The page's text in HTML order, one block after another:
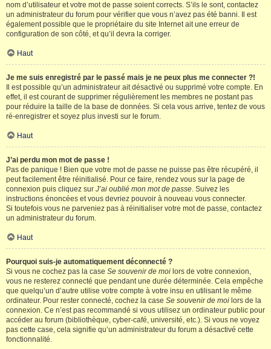
nom d’utilisateur et votre mot de passe soient corrects. S’ils le sont, contactez
un administrateur du forum pour vérifier que vous n’avez pas été banni. Il est
également possible que le propriétaire du site Internet ait une erreur de
configuration de son côté, et qu’il devra la corriger.
Haut
Je me suis enregistré par le passé mais je ne peux plus me connecter ?!
Il est possible qu’un administrateur ait désactivé ou supprimé votre compte. En
effet, il est courant de supprimer régulièrement les membres ne postant pas
pour réduire la taille de la base de données. Si cela vous arrive, tentez de vous
ré-enregistrer et soyez plus investi sur le forum.
Haut
J’ai perdu mon mot de passe !
Pas de panique ! Bien que votre mot de passe ne puisse pas être récupéré, il
peut facilement être réinitialisé. Pour ce faire, rendez vous sur la page de
connexion puis cliquez sur J’ai oublié mon mot de passe. Suivez les
instructions énoncées et vous devriez pouvoir à nouveau vous connecter.
Si toutefois vous ne parveniez pas à réinitialiser votre mot de passe, contactez
un administrateur du forum.
Haut
Pourquoi suis-je automatiquement déconnecté ?
Si vous ne cochez pas la case Se souvenir de moi lors de votre connexion,
vous ne resterez connecté que pendant une durée déterminée. Cela empêche
que quelqu’un d’autre utilise votre compte à votre insu en utilisant le même
ordinateur. Pour rester connecté, cochez la case Se souvenir de moi lors de la
connexion. Ce n’est pas recommandé si vous utilisez un ordinateur public pour
accéder au forum (bibliothèque, cyber-café, université, etc.). Si vous ne voyez
pas cette case, cela signifie qu’un administrateur du forum a désactivé cette
fonctionnalité.